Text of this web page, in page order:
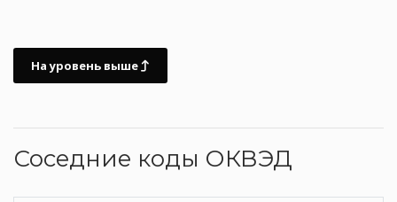
На уровень выше
Соседние коды ОКВЭД